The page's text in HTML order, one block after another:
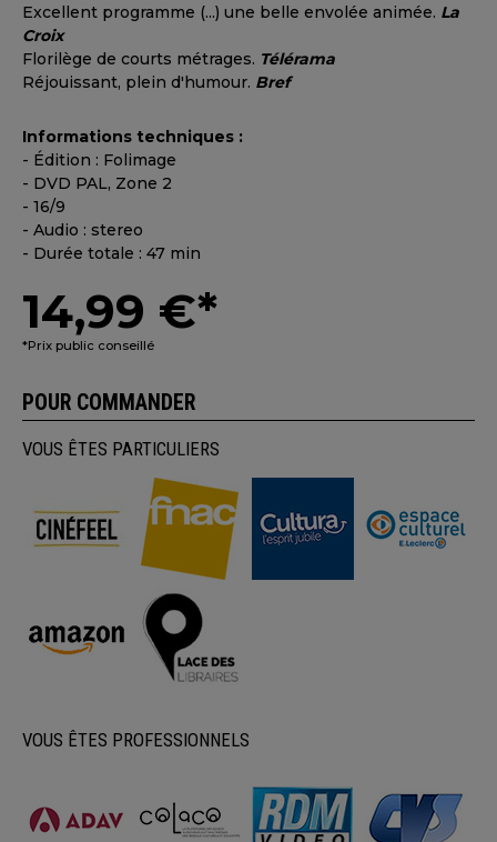
Excellent programme (...) une belle envolée animée. La
Croix
Florilège de courts métrages. Télérama
Réjouissant, plein d'humour. Bref
Informations techniques :
- Édition : Folimage
- DVD PAL, Zone 2
- 16/9
- Audio : stereo
- Durée totale : 47 min
14,99 €*
*Prix public conseillé
POUR COMMANDER
VOUS ÊTES PARTICULIERS
VOUS ÊTES PROFESSIONNELS